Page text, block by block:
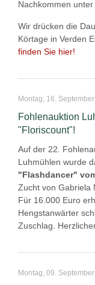
Nachkommen unter
Wir drücken die
Körtage in Verden
finden Sie hier!
Montag, 16.
Fohlenauktion
"Floriscount"!
Auf der 22.
Luhmühlen wurde
"Flashdancer"
Zucht von Gabriela
Für 16.000 Euro
Hengstanwärter
Zuschlag.
Montag, 09.